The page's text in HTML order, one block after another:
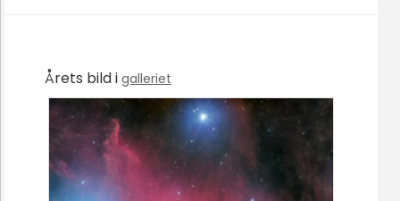
Årets bild i galleriet